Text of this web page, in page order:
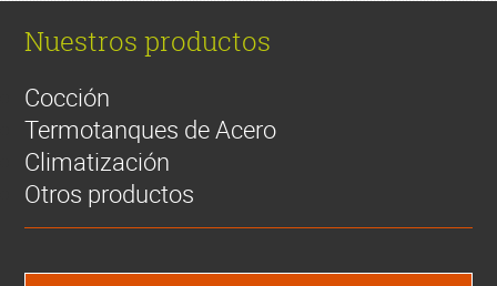
Nuestros productos
Cocción
Termotanques de Acero
Climatización
Otros productos